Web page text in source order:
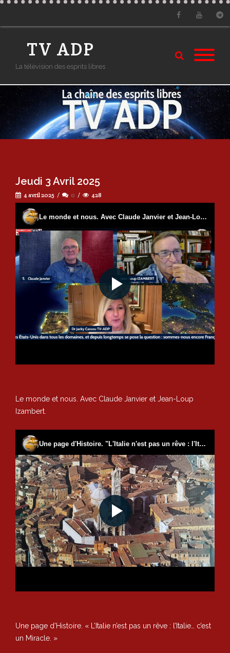
TV ADP
La télévision des esprits libres
Jeudi 3 Avril 2025
4 avril 2025 0 428
Le monde et nous. Avec Claude Janvier et Jean-Loup
Izambert.
Une page d’Histoire. « L’Italie n’est pas un rêve : l’Italie… c’est
un Miracle. »